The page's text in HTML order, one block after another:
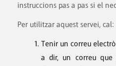
instruccions pas a pas si el
Per utilitzar aquest servei, cal:
Tenir un correu
a dir, un correu